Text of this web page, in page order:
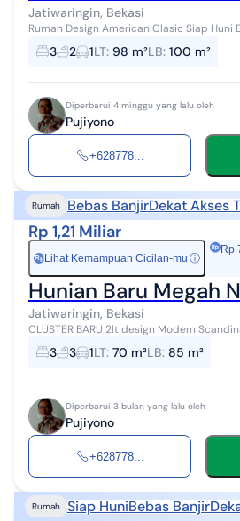
Jatiwaringin, Bekasi
Rumah Design American Clasic Siap Huni
Jatiwaringin Harga: 1150000000 Rumah Kavling Modern Design
American Clasic 2 Lt Deka...
3 2 1LT: 98 m²LB: 100 m²
Diperbarui 4 minggu yang lalu oleh
Pujiyono
+628778...
Rumah Bebas BanjirDekat Akses
Rp 1,21 Miliar
Rp Lihat Kemampuan Cicilan-mu ⓘ
Rp
Hunian Baru Megah
Jatiwaringin, Bekasi
CLUSTER BARU 2lt design Modern
Pondok Gede Bekasi Kota Selangkah ke
banjir UNIT TERBATAS...
3 3 1LT: 70 m²LB: 85 m²
Diperbarui 3 bulan yang lalu oleh
Pujiyono
+628778...
Rumah Siap HuniBebas Banjir